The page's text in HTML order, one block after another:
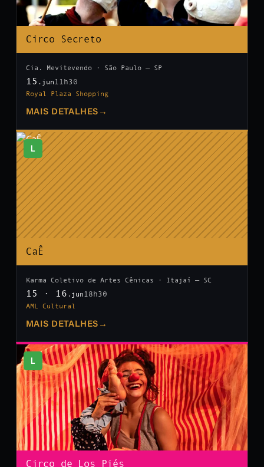
Circo Secreto
Cia. Mevitevendo · São Paulo — SP
15 .jun 11h30
Royal Plaza Shopping
MAIS DETALHES →
L
CaÊ
Karma Coletivo de Artes Cênicas · Itajaí — SC
15 · 16 .jun 18h30
AML Cultural
MAIS DETALHES →
L
Circo de Los Piés